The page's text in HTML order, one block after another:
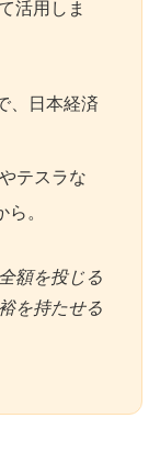
活用しま
、日本経済
テスラな
。
額を投じる
を持たせる